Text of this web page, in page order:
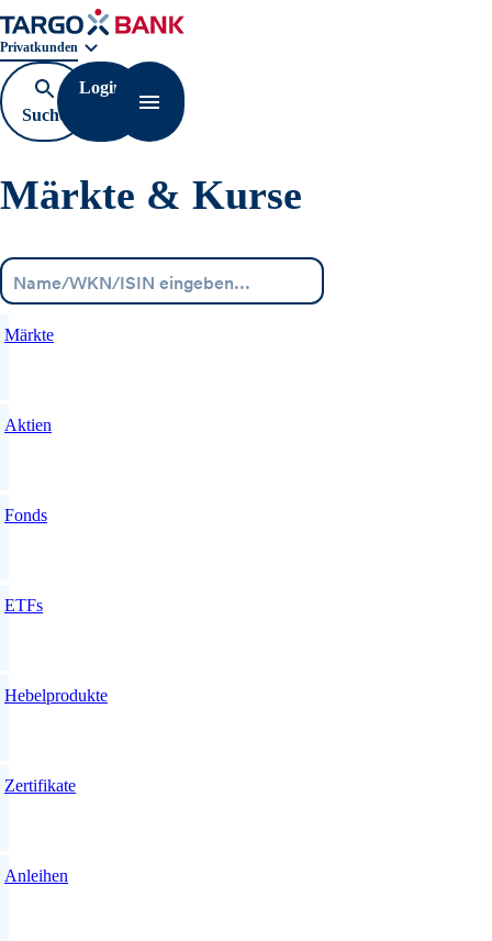
Geschäftsbereichnavigation. Aktuelle Auswahl:
Privatkunden
Suche
öffnen
Login
Navigation öffnen
Märkte & Kurse
Märkte
Aktien
Fonds
ETFs
Hebelprodukte
Zertifikate
Anleihen